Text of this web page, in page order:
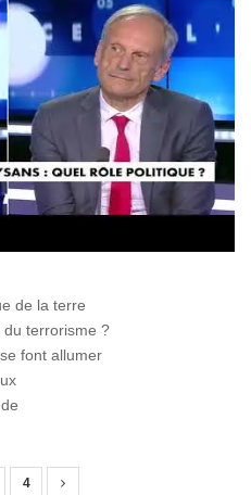
de la terre
du terrorisme ?
font allumer
4